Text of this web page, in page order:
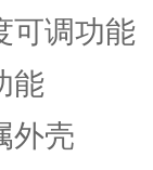
可调功能
能
外壳